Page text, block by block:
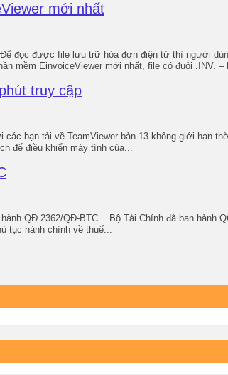
mới nhất
đọc được file lưu trữ hóa đơn điện tử thì người
mềm EinvoiceViewer mới nhất, file có đuôi .INV. –
truy cập
bạn tải về TeamViewer bản 13 không giới hạn
để điều khiển máy tính của...
hành QĐ 2362/QĐ-BTC Bộ Tài Chính đã ban hành
tục hành chính về thuế...